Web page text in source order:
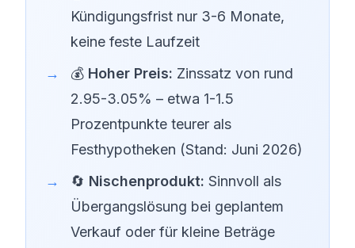
Kündigungsfrist nur 3-6 Monate,
keine feste Laufzeit
💰 Hoher Preis: Zinssatz von rund
2.95-3.05% – etwa 1-1.5
Prozentpunkte teurer als
Festhypotheken (Stand: Juni 2026)
🔄 Nischenprodukt: Sinnvoll als
Übergangslösung bei geplantem
Verkauf oder für kleine Beträge